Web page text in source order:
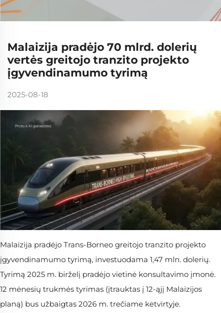
Malaizija pradėjo 70 mlrd. dolerių
vertės greitojo tranzito projekto
įgyvendinamumo tyrimą
2025-08-18
Malaizija pradėjo Trans-Borneo greitojo tranzito projekto
įgyvendinamumo tyrimą, investuodama 1,47 mln. dolerių.
Tyrimą 2025 m. birželį pradėjo vietinė konsultavimo įmonė.
12 mėnesių trukmės tyrimas (įtrauktas į 12-ąjį Malaizijos
planą) bus užbaigtas 2026 m. trečiame ketvirtyje.